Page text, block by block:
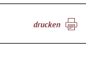
drucken